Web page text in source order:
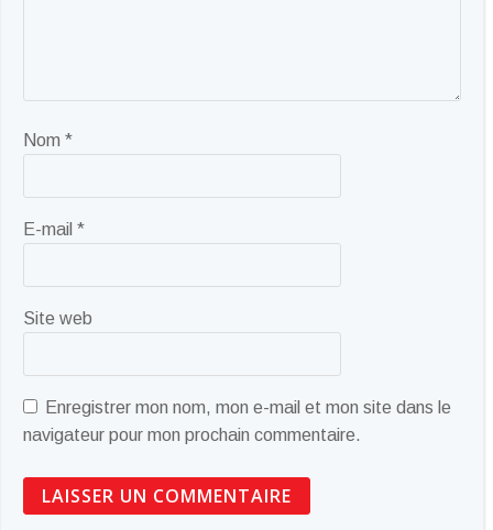
Nom *
E-mail *
Site web
Enregistrer mon nom, mon e-mail et mon site dans le
navigateur pour mon prochain commentaire.